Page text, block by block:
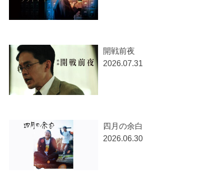
開戦前夜
2026.07.31
四月の余白
2026.06.30